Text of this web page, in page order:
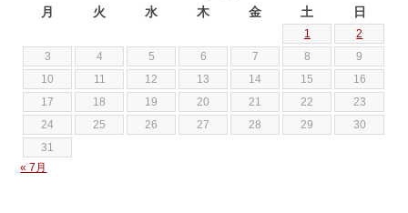
月 火 水 木 金 土 日
1
2
3
4 5 6 7 8
9
10
11 12 13 14 15
16
17
18 19 20 21 22
23
24
25 26 27 28 29
30
31
« 7月